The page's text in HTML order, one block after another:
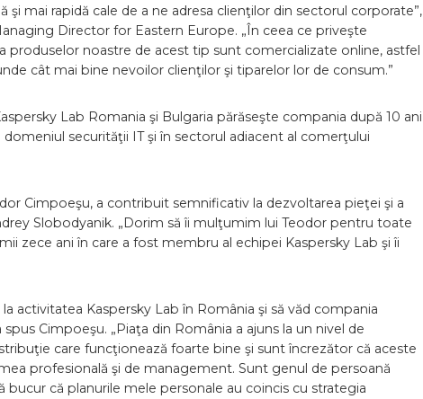
şi mai rapidă cale de a ne adresa clienţilor din sectorul corporate”,
Director for Eastern Europe. „În ceea ce priveşte
produselor noastre de acest tip sunt comercializate online, astfel
cât mai bine nevoilor clienţilor şi tiparelor lor de consum.”
Lab Romania şi Bulgaria părăseşte compania după 10 ani
securităţii IT şi în sectorul adiacent al comerţului
Cimpoeşu, a contribuit semnificativ la dezvoltarea pieţei şi a
Slobodyanik. „Dorim să îi mulţumim lui Teodor pentru toate
zece ani în care a fost membru al echipei Kaspersky Lab şi îi
activitatea Kaspersky Lab în România şi să văd compania
Cimpoeşu. „Piaţa din România a ajuns la un nivel de
care funcţionează foarte bine şi sunt încrezător că aceste
profesională şi de management. Sunt genul de persoană
că planurile mele personale au coincis cu strategia